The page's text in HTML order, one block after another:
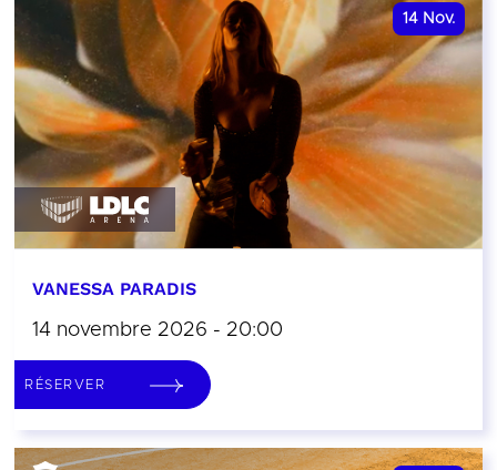
14 Nov.
VANESSA PARADIS
14 novembre 2026 - 20:00
RÉSERVER